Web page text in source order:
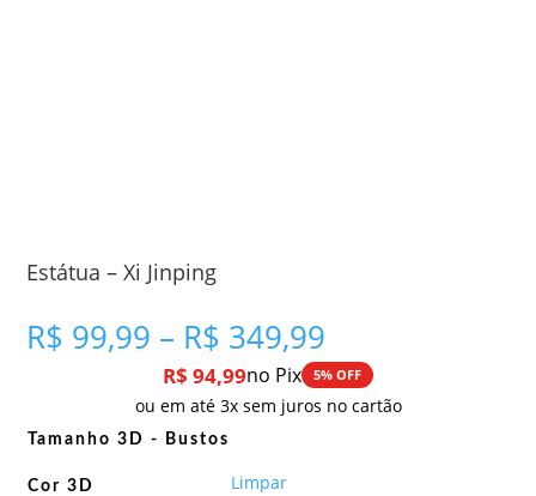
Estátua – Xi Jinping
R$ 99,99 – R$ 349,99
de
preço:
R$ 99,99
R$ 94,99no Pix 5% OFF
ou em até 3x sem juros no cartão
Tamanho 3D - Bustos
Cor 3D Limpar